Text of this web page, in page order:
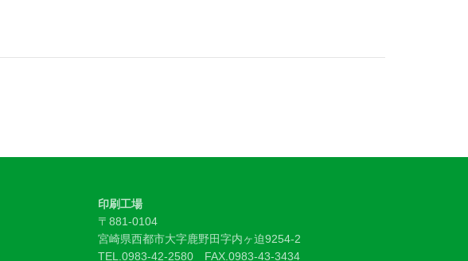
印刷工場
〒881-0104
宮崎県西都市大字鹿野田字内ヶ迫9254-2
TEL.0983-42-2580 FAX.0983-43-3434